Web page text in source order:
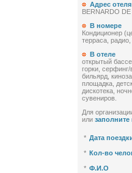
Адрес отеля
BERNARDO
В номере
Кондиционер
терраса, радио,
В отеле
открытый
горки,
бильярд,
площадка,
дискотека,
сувениров.
Для
или
* Дата
* Кол-во
* Ф.И.О